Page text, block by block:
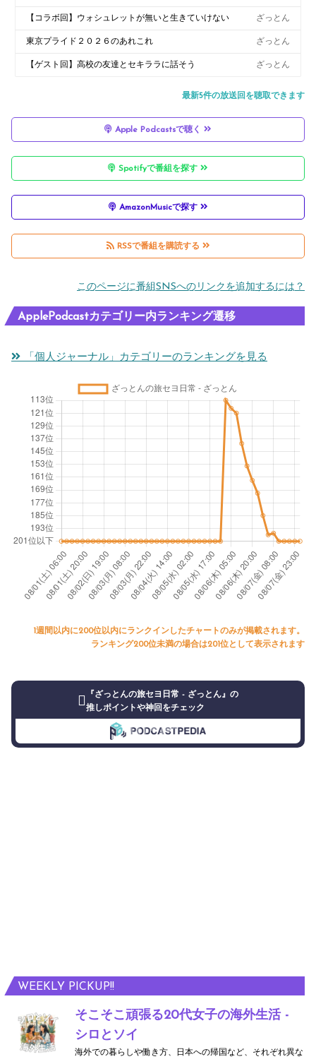
WEEKLY PICKUP!!
そこそこ頑張る20代女子の海外生活 -
シロとソイ
海外での暮らしや働き方、日本への帰国など、それぞれ異な
【コラボ回】ウォシュレットが無いと生きていけない ざっとん
東京プライド２０２６のあれこれ ざっとん
【ゲスト回】高校の友達とセキララに話そう ざっとん
最新5件の放送回を聴取できます
Apple Podcastsで聴く
Spotifyで番組を探す
AmazonMusicで探す
RSSで番組を購読する
このページに番組SNSへのリンクを追加するには？
ApplePodcastカテゴリー内ランキング遷移
「個人ジャーナル」カテゴリーのランキングを見る
1週間以内に200位以内にランクインしたチャートのみが掲載されます。
ランキング200位未満の場合は201位として表示されます
『ざっとんの旅セヨ日常 - ざっとん』の
推しポイントや神回をチェック